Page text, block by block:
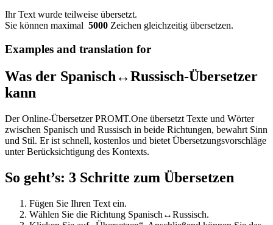
Ihr Text wurde teilweise übersetzt.
Sie können maximal 5000 Zeichen gleichzeitig übersetzen.
Examples and translation for
Was der Spanisch↔Russisch-Übersetzer
kann
Der Online-Übersetzer PROMT.One übersetzt Texte und Wörter
zwischen Spanisch und Russisch in beide Richtungen, bewahrt Sinn
und Stil. Er ist schnell, kostenlos und bietet Übersetzungsvorschläge
unter Berücksichtigung des Kontexts.
So geht’s: 3 Schritte zum Übersetzen
Fügen Sie Ihren Text ein.
Wählen Sie die Richtung Spanisch↔Russisch.